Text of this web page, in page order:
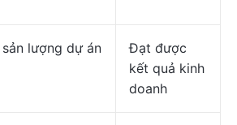
sản lượng dự án
Đạt được
kết quả kinh
doanh